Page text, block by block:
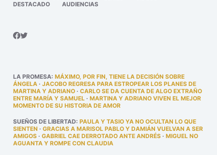
DESTACADO
AUDIENCIAS
LA PROMESA: MÁXIMO, POR FIN, TIENE LA DECISIÓN SOBRE
ÁNGELA· JACOBO REGRESA PARA ESTROPEAR LOS PLANES DE
MARTINA Y ADRIANO· CARLO SE DA CUENTA DE ALGO EXTRAÑO
ENTRE MARÍA Y SAMUEL· MARTINA Y ADRIANO VIVEN EL MEJOR
MOMENTO DE SU HISTORIA DE AMOR
SUEÑOS DE LIBERTAD: PAULA Y TASIO YA NO OCULTAN LO QUE
SIENTEN · GRACIAS A MARISOL PABLO Y DAMIÁN VUELVAN A SER
AMIGOS· GABRIEL CAE DERROTADO ANTE ANDRÉS· MIGUEL NO
AGUANTA Y ROMPE CON CLAUDIA